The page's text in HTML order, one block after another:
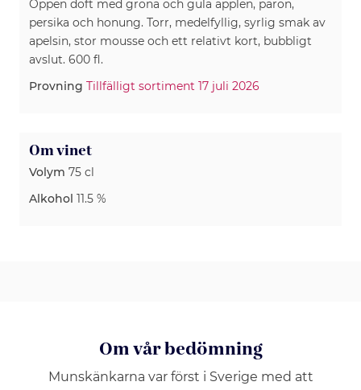
Öppen doft med gröna och gula äpplen, päron,
persika och honung. Torr, medelfyllig, syrlig smak av
apelsin, stor mousse och ett relativt kort, bubbligt
avslut. 600 fl.
Provning Tillfälligt sortiment 17 juli 2026
Om vinet
Volym 75 cl
Alkohol 11.5 %
Om vår bedömning
Munskänkarna var först i Sverige med att